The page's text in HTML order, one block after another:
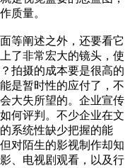
质量。
等阐述之外，还要看它
了非常宏大的镜头，使
拍摄的成本要是很高的
是暂时性的应付了，不
大失所望的。企业宣传
何评判。不少企业在文
系统性缺少把握的能
对陌生的影视制作却知
、电视剧观看，以及行